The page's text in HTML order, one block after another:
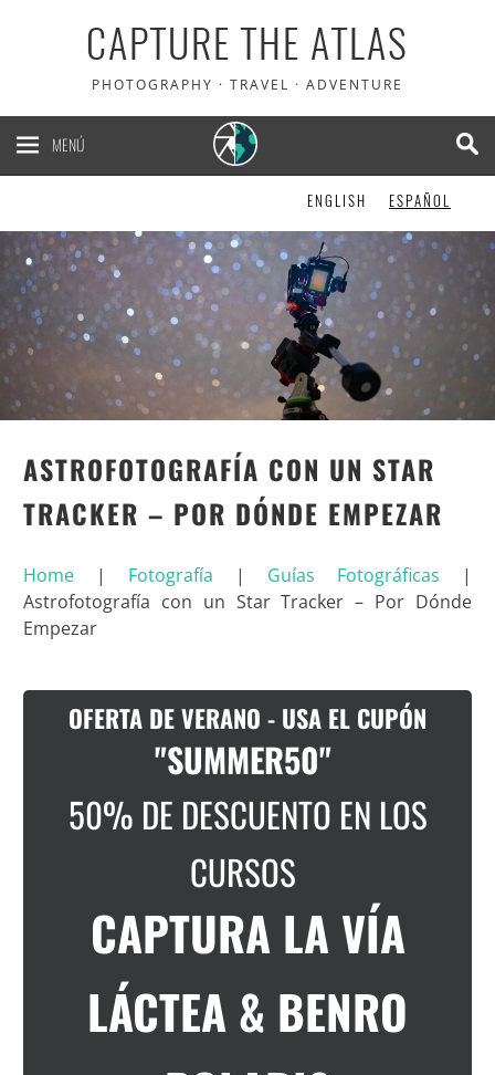
CAPTURE THE ATLAS
PHOTOGRAPHY · TRAVEL · ADVENTURE
MENÚ
ENGLISH ESPAÑOL
ASTROFOTOGRAFÍA CON UN STAR
TRACKER – POR DÓNDE EMPEZAR
Home| Fotografía | Guías Fotográficas |
Astrofotografía con un Star Tracker – Por Dónde
Empezar
OFERTA DE VERANO - USA EL CUPÓN
"SUMMER50"
50% DE DESCUENTO EN LOS
CURSOS
CAPTURA LA VÍA
LÁCTEA & BENRO